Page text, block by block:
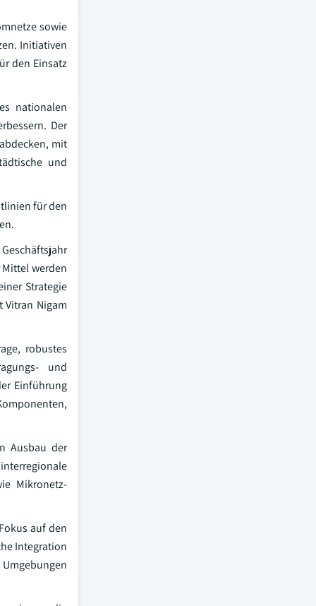
sowie
Initiativen
den Einsatz
nationalen
Der
mit
und
für den
werden
Strategie
Vitran Nigam
robustes
und
Einführung
Ausbau der
Mikronetz-
auf den
Integration